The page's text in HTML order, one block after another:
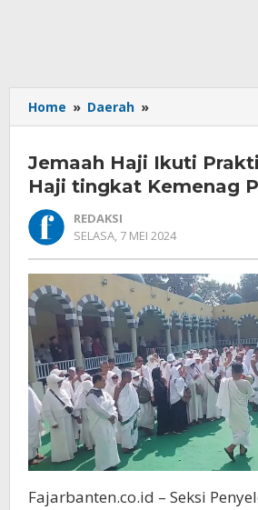
Home » Daerah »
Haji
Praktik
Manasik
Kemenag
Pandeglang
Jemaah Haji Ikuti
Haji tingkat Kemenag
REDAKSI
SELASA, 7 MEI 2024
Fajarbanten.co.id – Seksi